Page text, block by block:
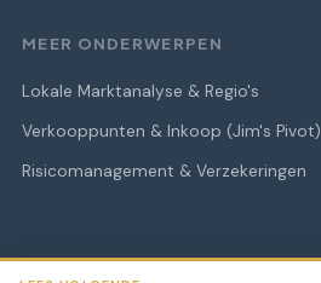
MEER ONDERWERPEN
Lokale Marktanalyse & Regio's
Verkooppunten & Inkoop (Jim's Pivot)
Risicomanagement & Verzekeringen